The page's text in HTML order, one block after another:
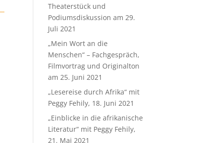
Theaterstück und
Podiumsdiskussion am 29.
Juli 2021
„Mein Wort an die
Menschen“ – Fachgespräch,
Filmvortrag und Originalton
am 25. Juni 2021
„Lesereise durch Afrika“ mit
Peggy Fehily, 18. Juni 2021
„Einblicke in die afrikanische
Literatur“ mit Peggy Fehily,
21. Mai 2021